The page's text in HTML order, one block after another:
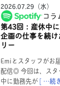
2026.07.29（水）
コラ
第43回：産休中
企画の仕事を続
リー
Emiとスタッフがお
配信◎ 今回は、スタ
中に勤務先が [ …続